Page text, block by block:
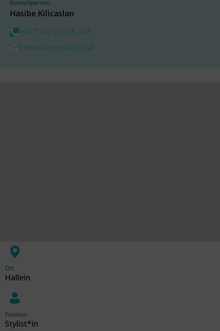
Kontaktperson
Hasibe Kilicaslan
+43 7242 65755 408
bewerbung@klipp.at
Ort
Hallein
Position
Stylist*in